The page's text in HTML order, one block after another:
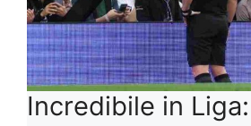
Incredibile in Liga: